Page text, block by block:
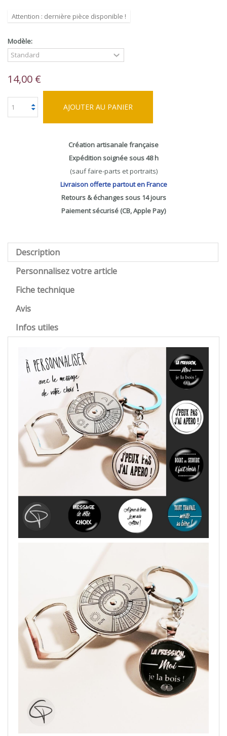
Attention : dernière pièce disponible !
Modèle:
14,00 €
AJOUTER AU PANIER
Création artisanale française
Expédition soignée sous 48 h
(sauf faire-parts et portraits)
Livraison offerte partout en France
Retours & échanges sous 14 jours
Paiement sécurisé (CB, Apple Pay)
Description
Personnalisez votre article
Fiche technique
Avis
Infos utiles